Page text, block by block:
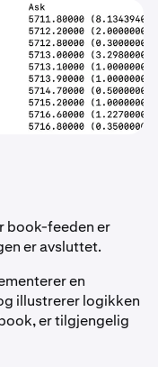
book-feeden er
er avsluttet.
en
illustrerer logikken
er tilgjengelig